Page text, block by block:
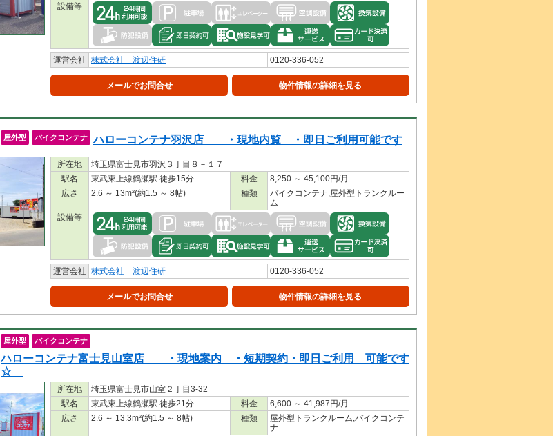
設備等
運営会社 株式会社 渡辺住研 0120-336-052
メールでお問合せ 物件情報の詳細を見る
屋外型 バイクコンテナ ハローコンテナ羽沢店 ・現地内覧 ・即日ご利用可能です
所在地
埼玉県富士見市羽沢３丁目８－１７
駅名
東武東上線鶴瀬駅 徒歩15分 料金
8,250 ～ 45,100円/月
広さ
2.6 ～ 13m²(約1.5 ～ 8帖) 種類
バイクコンテナ,屋外型トランクルー
ム
設備等
運営会社 株式会社 渡辺住研 0120-336-052
メールでお問合せ 物件情報の詳細を見る
屋外型 バイクコンテナ
ハローコンテナ富士見山室店 ・現地案内 ・短期契約・即日ご利用 可能です
☆
所在地
埼玉県富士見市山室２丁目3-32
駅名
東武東上線鶴瀬駅 徒歩21分 料金
6,600 ～ 41,987円/月
広さ
2.6 ～ 13.3m²(約1.5 ～ 8帖) 種類
屋外型トランクルーム,バイクコンテ
ナ